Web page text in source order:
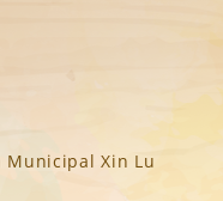
Municipal Xin Lu